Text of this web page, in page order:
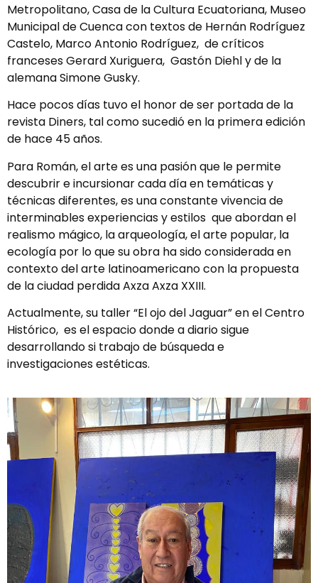
Metropolitano, Casa de la Cultura Ecuatoriana, Museo
Municipal de Cuenca con textos de Hernán Rodríguez
Castelo, Marco Antonio Rodríguez, de críticos
franceses Gerard Xuriguera, Gastón Diehl y de la
alemana Simone Gusky.
Hace pocos días tuvo el honor de ser portada de la
revista Diners, tal como sucedió en la primera edición
de hace 45 años.
Para Román, el arte es una pasión que le permite
descubrir e incursionar cada día en temáticas y
técnicas diferentes, es una constante vivencia de
interminables experiencias y estilos que abordan el
realismo mágico, la arqueología, el arte popular, la
ecología por lo que su obra ha sido considerada en
contexto del arte latinoamericano con la propuesta
de la ciudad perdida Axza Axza XXIII.
Actualmente, su taller “El ojo del Jaguar” en el Centro
Histórico, es el espacio donde a diario sigue
desarrollando si trabajo de búsqueda e
investigaciones estéticas.